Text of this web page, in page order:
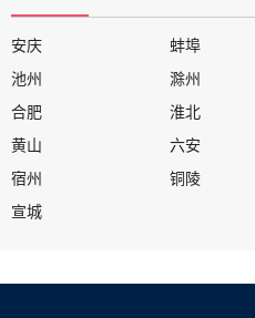
安庆 蚌埠
池州
滁州
合肥
淮北
黄山
六安
宿州
铜陵
宣城